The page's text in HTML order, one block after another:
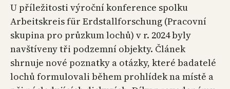
U příležitosti výroční konference spolku
Arbeitskreis für Erdstallforschung (Pracovní
skupina pro průzkum lochů) v r. 2024 byly
navštíveny tři podzemní objekty. Článek
shrnuje nové poznatky a otázky, které badatelé
lochů formulovali během prohlídek na místě a